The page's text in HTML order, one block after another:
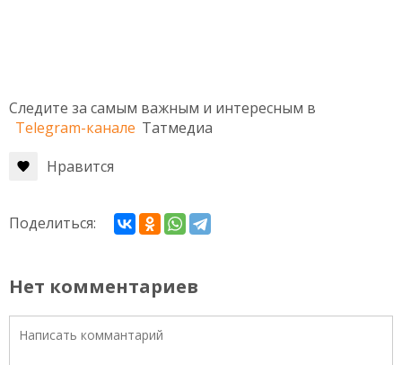
Следите за самым важным и интересным в
Telegram-канале Татмедиа
Нравится
Поделиться:
Нет комментариев